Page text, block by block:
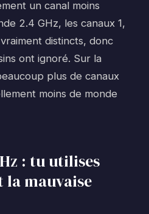
un canal moins
2.4 GHz, les canaux 1,
distincts, donc
ont ignoré. Sur la
plus de canaux
moins de monde
: tu utilises
mauvaise